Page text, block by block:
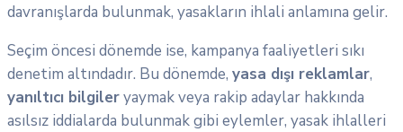
davranışlarda bulunmak, yasakların ihlali anlamına gelir.
Seçim öncesi dönemde ise, kampanya faaliyetleri sıkı
denetim altındadır. Bu dönemde, yasa dışı reklamlar,
yanıltıcı bilgileryaymak veya rakip adaylar hakkında
asılsız iddialarda bulunmak gibi eylemler, yasak ihlalleri